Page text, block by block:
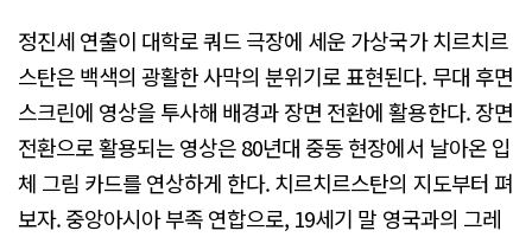
정진세 연출이 대학로 쿼드 극장에 세운 가상국가 치르치르
스탄은 백색의 광활한 사막의 분위기로 표현된다. 무대 후면
스크린에 영상을 투사해 배경과 장면 전환에 활용한다. 장면
전환으로 활용되는 영상은 80년대 중동 현장에서 날아온 입
체 그림 카드를 연상하게 한다. 치르치르스탄의 지도부터 펴
보자. 중앙아시아 부족 연합으로, 19세기 말 영국과의 그레